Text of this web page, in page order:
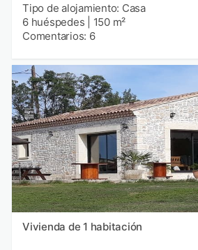
Tipo de alojamiento: Casa
6 huéspedes
150 m²
Comentarios: 6
Vivienda de 1 habitación